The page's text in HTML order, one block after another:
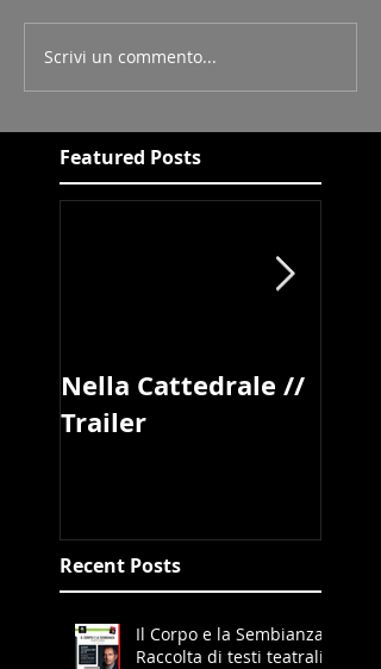
Scrivi un commento...
Featured Posts
Nella Cattedrale //
Trailer
Recent Posts
Il Corpo e la Sembianza -
Raccolta di testi teatrali